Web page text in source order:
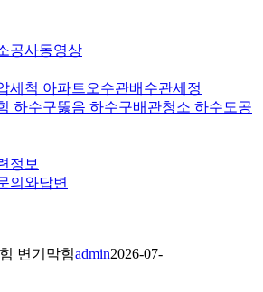
공사동영상
세척 아파트오수관배수관세정
하수구뚫음 하수구배관청소 하수도공
정보
의와답변
변기막힘admin2026-07-